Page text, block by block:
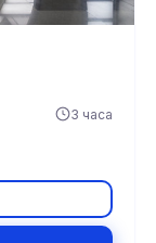
3 часа